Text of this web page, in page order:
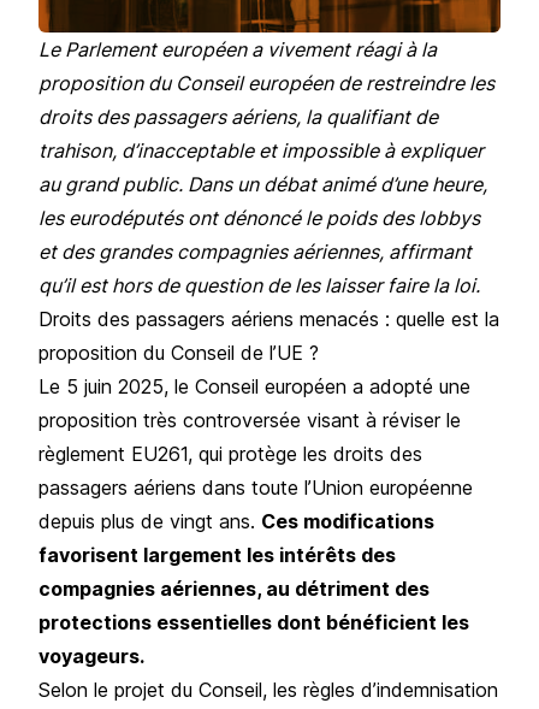
Le Parlement européen a vivement réagi à la
proposition du Conseil européen de restreindre les
droits des passagers aériens, la qualifiant de
trahison, d’inacceptable et impossible à expliquer
au grand public. Dans un débat animé d’une heure,
les eurodéputés ont dénoncé le poids des lobbys
et des grandes compagnies aériennes, affirmant
qu’il est hors de question de les laisser faire la loi.
Droits des passagers aériens menacés : quelle est la
proposition du Conseil de l’UE ?
Le 5 juin 2025, le Conseil européen a adopté une
proposition très controversée visant à réviser le
règlement EU261, qui protège les droits des
passagers aériens dans toute l’Union européenne
depuis plus de vingt ans. Ces modifications
favorisent largement les intérêts des
compagnies aériennes, au détriment des
protections essentielles dont bénéficient les
voyageurs.
Selon le projet du Conseil, les règles d’indemnisation